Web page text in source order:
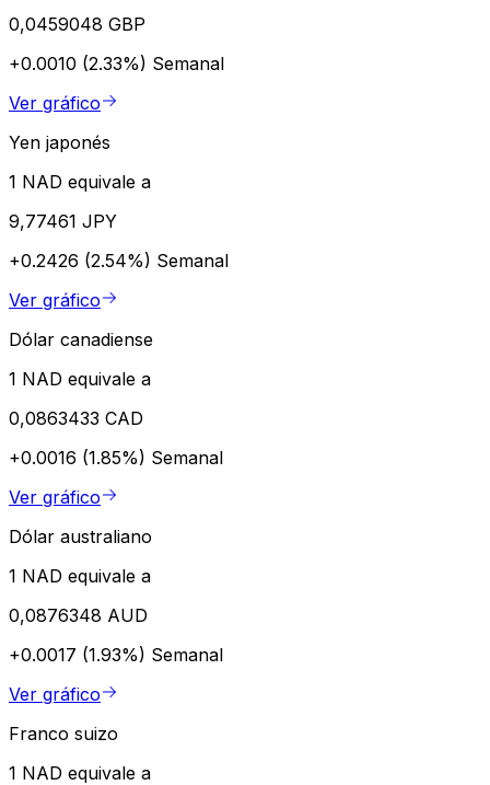
0,0459048 GBP
+0.0010 (2.33%) Semanal
Ver gráfico
Yen japonés
1 NAD equivale a
9,77461 JPY
+0.2426 (2.54%) Semanal
Ver gráfico
Dólar canadiense
1 NAD equivale a
0,0863433 CAD
+0.0016 (1.85%) Semanal
Ver gráfico
Dólar australiano
1 NAD equivale a
0,0876348 AUD
+0.0017 (1.93%) Semanal
Ver gráfico
Franco suizo
1 NAD equivale a